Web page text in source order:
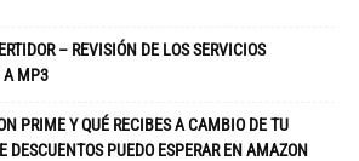
– REVISIÓN DE LOS SERVICIOS
A MP3
PRIME Y QUÉ RECIBES A CAMBIO DE TU
DESCUENTOS PUEDO ESPERAR EN AMAZON